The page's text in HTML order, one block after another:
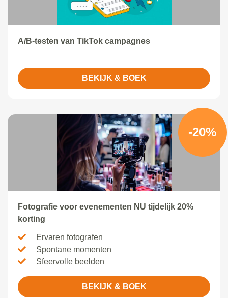
A/B-testen van TikTok campagnes
BEKIJK & BOEK
-20%
Fotografie voor evenementen NU tijdelijk 20%
korting
Ervaren fotografen
Spontane momenten
Sfeervolle beelden
BEKIJK & BOEK